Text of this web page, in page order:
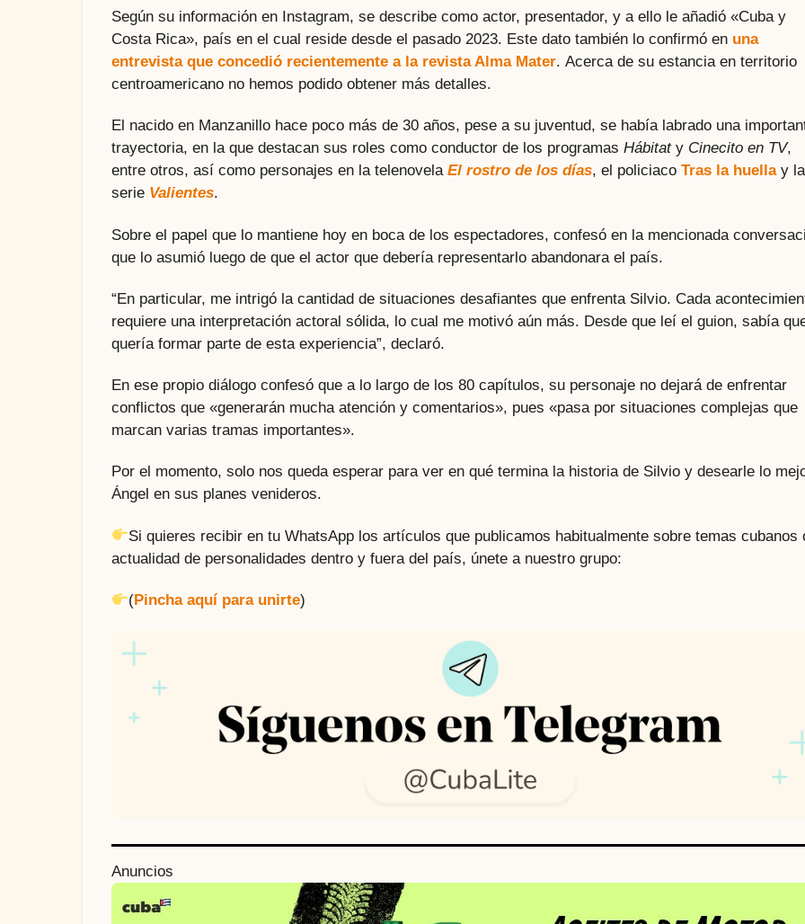
Según su información en Instagram, se describe como actor, presentador, y a ello le añadió «Cuba y
Costa Rica», país en el cual reside desde el pasado 2023. Este dato también lo confirmó en una
entrevista que concedió recientemente a la revista Alma Mater. Acerca de su estancia en territorio
centroamericano no hemos podido obtener más detalles.
El nacido en Manzanillo hace poco más de 30 años, pese a su juventud, se había labrado una
trayectoria, en la que destacan sus roles como conductor de los programas Hábitaty Cinecito en TV,
entre otros, así como personajes en la telenovela El rostro de los días, el policiaco Tras la huellay la
serie Valientes.
Sobre el papel que lo mantiene hoy en boca de los espectadores, confesó en la mencionada
que lo asumió luego de que el actor que debería representarlo abandonara el país.
“En particular, me intrigó la cantidad de situaciones desafiantes que enfrenta Silvio. Cada
requiere una interpretación actoral sólida, lo cual me motivó aún más. Desde que leí el guion, sabía
quería formar parte de esta experiencia”, declaró.
En ese propio diálogo confesó que a lo largo de los 80 capítulos, su personaje no dejará de enfrentar
conflictos que «generarán mucha atención y comentarios», pues «pasa por situaciones complejas que
marcan varias tramas importantes».
Por el momento, solo nos queda esperar para ver en qué termina la historia de Silvio y desearle lo
Ángel en sus planes venideros.
Si quieres recibir en tu WhatsApp los artículos que publicamos habitualmente sobre temas cubanos
actualidad de personalidades dentro y fuera del país, únete a nuestro grupo:
(Pincha aquí para unirte)
Anuncios
P
o